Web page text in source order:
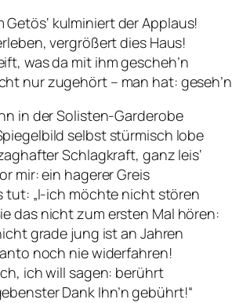
kulminiert der Applaus!
vergrößert dies Haus!
was da mit ihm gescheh’n
nur zugehört – man hat: geseh’n
in der Solisten-Garderobe
selbst stürmisch lobe
Schlagkraft, ganz leis‘
mir: ein hagerer Greis
tut: „I-ich möchte nicht stören
das nicht zum ersten Mal hören:
grade jung ist an Jahren
noch nie widerfahren!
ich will sagen: berührt
Dank Ihn’n gebührt!“